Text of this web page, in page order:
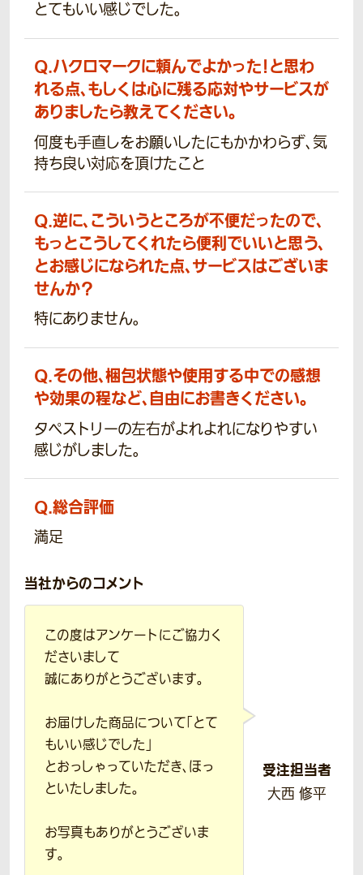
とてもいい感じでした。
Q.ハクロマークに頼んでよかった！と思わ
れる点、もしくは心に残る応対やサービスが
ありましたら教えてください。
何度も手直しをお願いしたにもかかわらず、気
持ち良い対応を頂けたこと
Q.逆に、こういうところが不便だったので、
もっとこうしてくれたら便利でいいと思う、
とお感じになられた点、サービスはございま
せんか？
特にありません。
Q.その他、梱包状態や使用する中での感想
や効果の程など、自由にお書きください。
タペストリーの左右がよれよれになりやすい
感じがしました。
Q.総合評価
満足
当社からのコメント
この度はアンケートにご協力く
ださいまして
誠にありがとうございます。
お届けした商品について「とて
もいい感じでした」
とおっしゃっていただき、ほっ
といたしました。
お写真もありがとうございま
す。
受注担当者
大西 修平